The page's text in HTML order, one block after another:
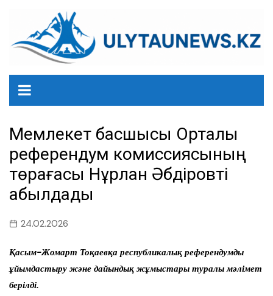
содержанию
Мемлекет басшысы Орталық
референдум комиссиясының
төрағасы Нұрлан Әбдіровті
қабылдады
24.02.2026
Қасым-Жомарт Тоқаевқа республикалық референдумды
ұйымдастыру және дайындық жұмыстары туралы мәлімет
берілді.